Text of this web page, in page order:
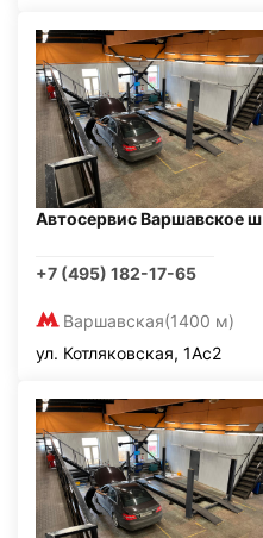
Автосервис Варшавское ш
+7 (495) 182-17-65
Варшавская(1400 м)
ул. Котляковская, 1Ас2